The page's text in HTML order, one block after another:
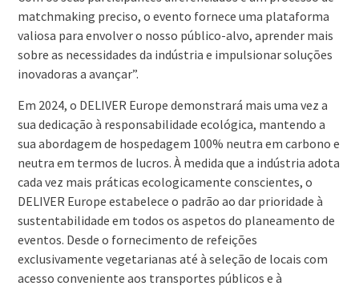
matchmaking preciso, o evento fornece uma plataforma
valiosa para envolver o nosso público-alvo, aprender mais
sobre as necessidades da indústria e impulsionar soluções
inovadoras a avançar”.
Em 2024, o DELIVER Europe demonstrará mais uma vez a
sua dedicação à responsabilidade ecológica, mantendo a
sua abordagem de hospedagem 100% neutra em carbono e
neutra em termos de lucros. À medida que a indústria adota
cada vez mais práticas ecologicamente conscientes, o
DELIVER Europe estabelece o padrão ao dar prioridade à
sustentabilidade em todos os aspetos do planeamento de
eventos. Desde o fornecimento de refeições
exclusivamente vegetarianas até à seleção de locais com
acesso conveniente aos transportes públicos e à